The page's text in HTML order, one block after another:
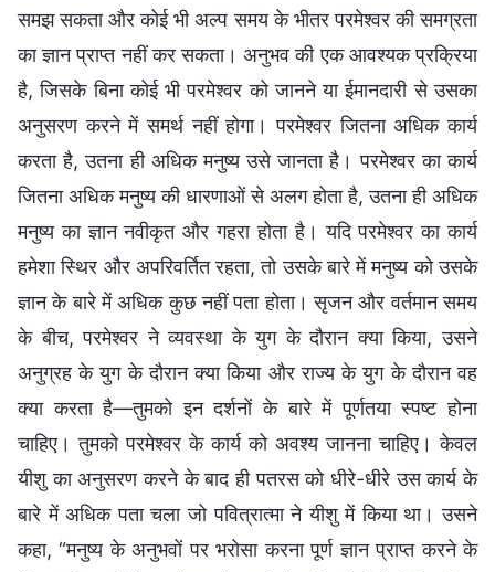
समझ सकता और कोई भी अल्प समय के भीतर परमेश्वर की समग्रता
का ज्ञान प्राप्त नहीं कर सकता। अनुभव की एक आवश्यक प्रक्रिया
है, जिसके बिना कोई भी परमेश्वर को जानने या ईमानदारी से उसका
अनुसरण करने में समर्थ नहीं होगा। परमेश्वर जितना अधिक कार्य
करता है, उतना ही अधिक मनुष्य उसे जानता है। परमेश्वर का कार्य
जितना अधिक मनुष्य की धारणाओं से अलग होता है, उतना ही अधिक
मनुष्य का ज्ञान नवीकृत और गहरा होता है। यदि परमेश्वर का कार्य
हमेशा स्थिर और अपरिवर्तित रहता, तो उसके बारे में मनुष्य को उसके
ज्ञान के बारे में अधिक कुछ नहीं पता होता। सृजन और वर्तमान समय
के बीच, परमेश्वर ने व्यवस्था के युग के दौरान क्या किया, उसने
अनुग्रह के युग के दौरान क्या किया और राज्य के युग के दौरान वह
क्या करता है—तुमको इन दर्शनों के बारे में पूर्णतया स्पष्ट होना
चाहिए। तुमको परमेश्वर के कार्य को अवश्य जानना चाहिए। केवल
यीशु का अनुसरण करने के बाद ही पतरस को धीरे-धीरे उस कार्य के
बारे में अधिक पता चला जो पवित्रात्मा ने यीशु में किया था। उसने
कहा, “मनुष्य के अनुभवों पर भरोसा करना पूर्ण ज्ञान प्राप्त करने के